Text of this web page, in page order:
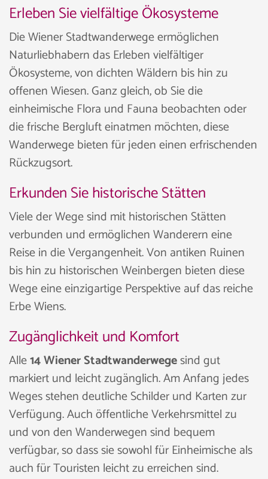
Erleben Sie vielfältige Ökosysteme
Die Wiener Stadtwanderwege ermöglichen
Naturliebhabern das Erleben vielfältiger
Ökosysteme, von dichten Wäldern bis hin zu
offenen Wiesen. Ganz gleich, ob Sie die
einheimische Flora und Fauna beobachten oder
die frische Bergluft einatmen möchten, diese
Wanderwege bieten für jeden einen erfrischenden
Rückzugsort.
Erkunden Sie historische Stätten
Viele der Wege sind mit historischen Stätten
verbunden und ermöglichen Wanderern eine
Reise in die Vergangenheit. Von antiken Ruinen
bis hin zu historischen Weinbergen bieten diese
Wege eine einzigartige Perspektive auf das reiche
Erbe Wiens.
Zugänglichkeit und Komfort
Alle14 Wiener Stadtwanderwegesind gut
markiert und leicht zugänglich. Am Anfang jedes
Weges stehen deutliche Schilder und Karten zur
Verfügung. Auch öffentliche Verkehrsmittel zu
und von den Wanderwegen sind bequem
verfügbar, so dass sie sowohl für Einheimische als
auch für Touristen leicht zu erreichen sind.